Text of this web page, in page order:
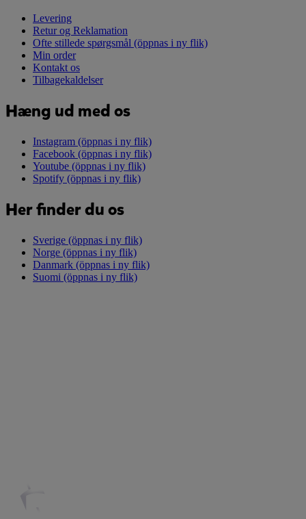
Levering
Retur og Reklamation
Ofte stillede spørgsmål (öppnas i ny flik)
Min order
Kontakt os
Tilbagekaldelser
Hæng ud med os
Instagram (öppnas i ny flik)
Facebook (öppnas i ny flik)
Youtube (öppnas i ny flik)
Spotify (öppnas i ny flik)
Her finder du os
Sverige (öppnas i ny flik)
Norge (öppnas i ny flik)
Danmark (öppnas i ny flik)
Suomi (öppnas i ny flik)